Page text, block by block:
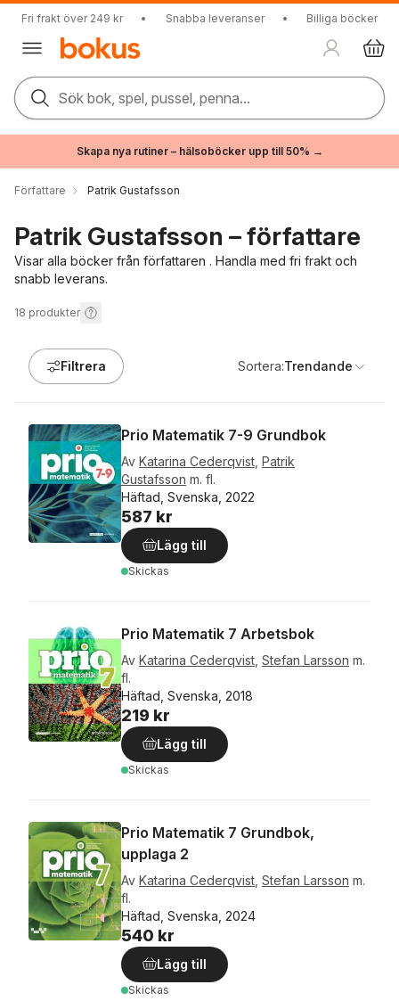
Fri frakt över 249 kr • Snabba leveranser • Billiga böcker
Sök bok, spel, pussel, penna...
Skapa nya rutiner – hälsoböcker upp till 50% →
Författare Patrik Gustafsson
Patrik Gustafsson – författare
Visar alla böcker från författaren . Handla med fri frakt och
snabb leverans.
18 produkter
Filtrera Sortera:Trendande
Prio Matematik 7-9 Grundbok
Av Katarina Cederqvist Patrik
Gustafsson m. fl.
Häftad, Svenska, 2022
587 kr
Lägg till
Skickas
Prio Matematik 7 Arbetsbok
Av Katarina Cederqvist Stefan Larsson m.
fl.
Häftad, Svenska, 2018
219 kr
Lägg till
Skickas
Prio Matematik 7 Grundbok,
upplaga 2
Av Katarina Cederqvist Stefan Larsson m.
fl.
Häftad, Svenska, 2024
540 kr
Lägg till
Skickas